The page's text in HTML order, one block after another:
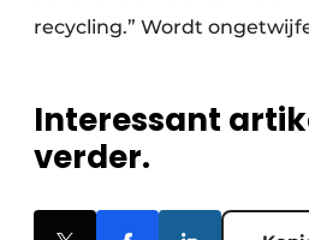
recycling.” Wordt
Interessant
verder.